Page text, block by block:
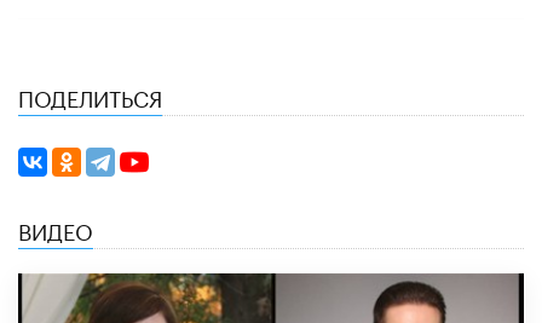
ПОДЕЛИТЬСЯ
ВИДЕО